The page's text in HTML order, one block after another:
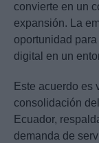
convierte en un
expansión. La
oportunidad
digital en un
Este acuerdo es
consolidación
Ecuador,
demanda de